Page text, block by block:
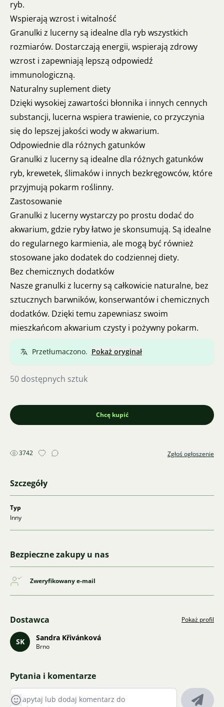
ryb.
Wspierają wzrost i witalność
Granulki z lucerny są idealne dla ryb wszystkich
rozmiarów. Dostarczają energii, wspierają zdrowy
wzrost i zapewniają lepszą odpowiedź
immunologiczną.
Naturalny suplement diety
Dzięki wysokiej zawartości błonnika i innych cennych
substancji, lucerna wspiera trawienie, co przyczynia
się do lepszej jakości wody w akwarium.
Odpowiednie dla różnych gatunków
Granulki z lucerny są idealne dla różnych gatunków
ryb, krewetek, ślimaków i innych bezkręgowców, które
przyjmują pokarm roślinny.
Zastosowanie
Granulki z lucerny wystarczy po prostu dodać do
akwarium, gdzie ryby łatwo je skonsumują. Są idealne
do regularnego karmienia, ale mogą być również
stosowane jako dodatek do codziennej diety.
Bez chemicznych dodatków
Nasze granulki z lucerny są całkowicie naturalne, bez
sztucznych barwników, konserwantów i chemicznych
dodatków. Dzięki temu zapewniasz swoim
mieszkańcom akwarium czysty i pożywny pokarm.
Przetłumaczono. Pokaż oryginał
50 dostępnych sztuk
Chcę kupić
3742 Zgłoś ogłoszenie
Szczegóły
Typ
Inny
Bezpieczne zakupy u nas
Zweryfikowany e-mail
Dostawca Pokaż profil
SK Sandra Křivánková
Brno
Pytania i komentarze